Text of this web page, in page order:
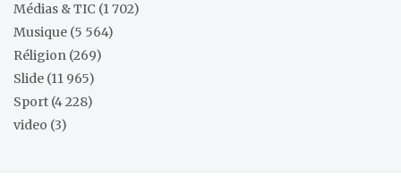
Médias & TIC (1 702)
Musique (5 564)
Réligion (269)
Slide (11 965)
Sport (4 228)
video (3)